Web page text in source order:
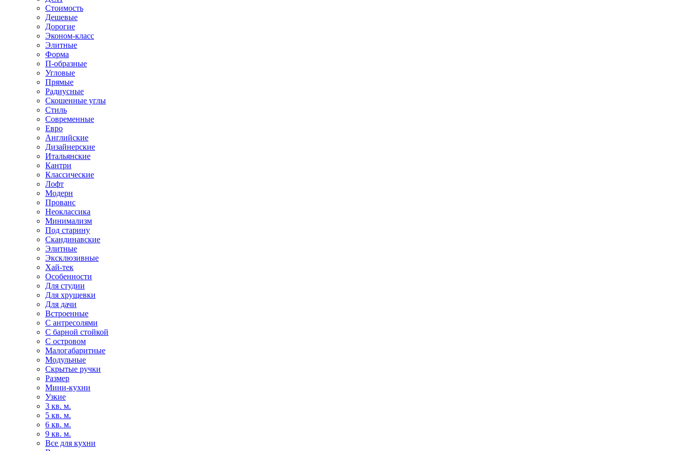
Стоимость
Дешевые
Дорогие
Эконом-класс
Элитные
Форма
П-образные
Угловые
Прямые
Радиусные
Скошенные углы
Стиль
Современные
Евро
Английские
Дизайнерские
Итальянские
Кантри
Классические
Лофт
Модерн
Прованс
Неоклассика
Минимализм
Под старину
Скандинавские
Элитные
Эксклюзивные
Хай-тек
Особенности
Для студии
Для хрущевки
Для дачи
Встроенные
С антресолями
С барной стойкой
С островом
Малогабаритные
Модульные
Скрытые ручки
Размер
Мини-кухни
Узкие
3 кв. м.
5 кв. м.
6 кв. м.
9 кв. м.
Все для кухни